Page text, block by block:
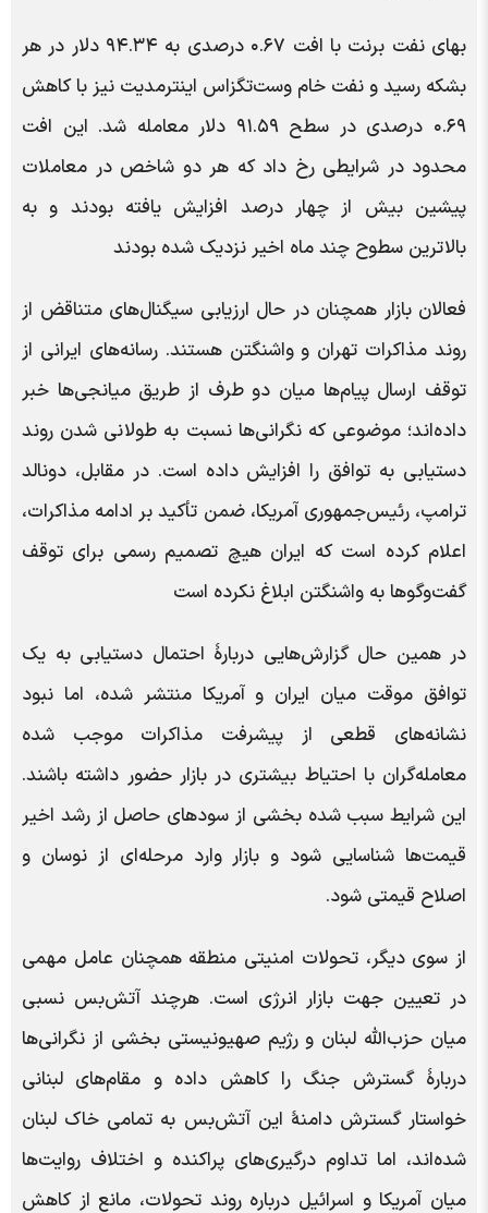
بهای نفت برنت با افت ۰.۶۷ درصدی به ۹۴.۳۴ دلار در هر
بشکه رسید و نفت خام وست‌تگزاس اینترمدیت نیز با کاهش
۰.۶۹ درصدی در سطح ۹۱.۵۹ دلار معامله شد. این افت
محدود در شرایطی رخ داد که هر دو شاخص در معاملات
پیشین بیش از چهار درصد افزایش یافته بودند و به
بالاترین سطوح چند ماه اخیر نزدیک شده بودند
فعالان بازار همچنان در حال ارزیابی سیگنال‌های متناقض از
روند مذاکرات تهران و واشنگتن هستند. رسانه‌های ایرانی از
توقف ارسال پیام‌ها میان دو طرف از طریق میانجی‌ها خبر
داده‌اند؛ موضوعی که نگرانی‌ها نسبت به طولانی شدن روند
دستیابی به توافق را افزایش داده است. در مقابل، دونالد
ترامپ، رئیس‌جمهوری آمریکا، ضمن تأکید بر ادامه مذاکرات،
اعلام کرده است که ایران هیچ تصمیم رسمی برای توقف
گفت‌وگوها به واشنگتن ابلاغ نکرده است
در همین حال گزارش‌هایی دربارۀ احتمال دستیابی به یک
توافق موقت میان ایران و آمریکا منتشر شده، اما نبود
نشانه‌های قطعی از پیشرفت مذاکرات موجب شده
معامله‌گران با احتیاط بیشتری در بازار حضور داشته باشند.
این شرایط سبب شده بخشی از سودهای حاصل از رشد اخیر
قیمت‌ها شناسایی شود و بازار وارد مرحله‌ای از نوسان و
اصلاح قیمتی شود.
از سوی دیگر، تحولات امنیتی منطقه همچنان عامل مهمی
در تعیین جهت بازار انرژی است. هرچند آتش‌بس نسبی
میان حزب‌الله لبنان و رژیم صهیونیستی بخشی از نگرانی‌ها
دربارۀ گسترش جنگ را کاهش داده و مقام‌های لبنانی
خواستار گسترش دامنۀ این آتش‌بس به تمامی خاک لبنان
شده‌اند، اما تداوم درگیری‌های پراکنده و اختلاف روایت‌ها
میان آمریکا و اسرائیل درباره روند تحولات، مانع از کاهش